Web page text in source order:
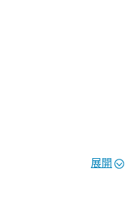
見，效果更佳。
展開